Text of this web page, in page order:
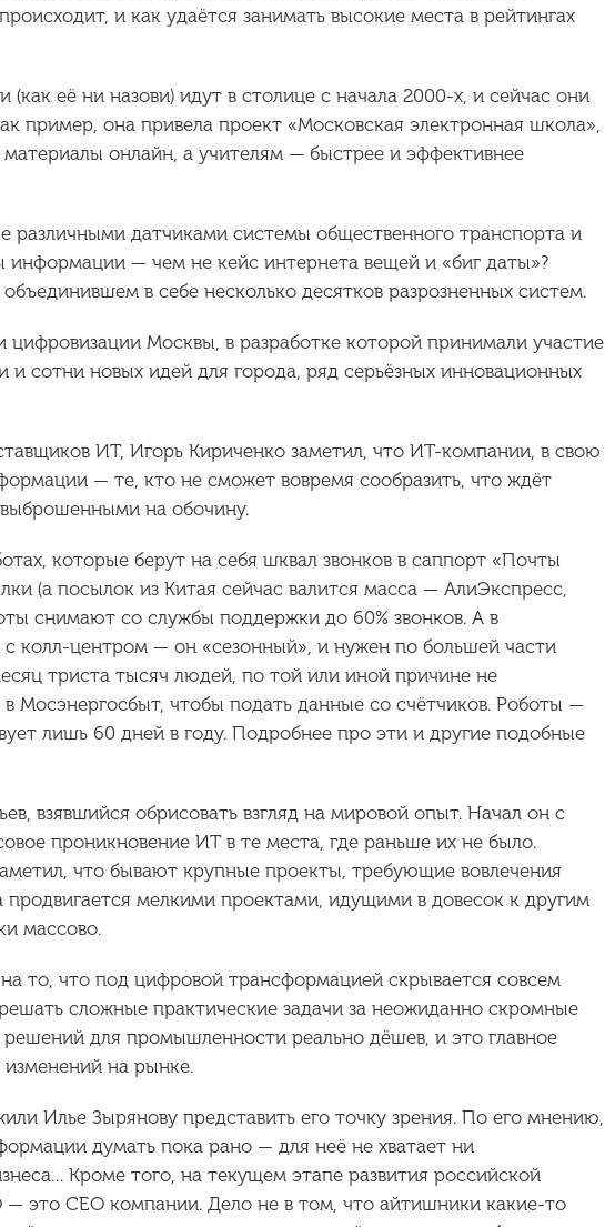
и как удаётся занимать высокие места в рейтингах
её ни назови) идут в столице с начала 2000-х, и сейчас они
пример, она привела проект «Московская электронная школа»,
онлайн, а учителям — быстрее и эффективнее
различными датчиками системы общественного транспорта и
— чем не кейс интернета вещей и «биг даты»?
в себе несколько десятков разрозненных систем.
цифровизации Москвы, в разработке которой принимали участие
сотни новых идей для города, ряд серьёзных инновационных
ИТ, Игорь Кириченко заметил, что ИТ-компании, в свою
— те, кто не сможет вовремя сообразить, что ждёт
на обочину.
которые берут на себя шквал звонков в саппорт «Почты
(а посылок из Китая сейчас валится масса — АлиЭкспресс,
снимают со службы поддержки до 60% звонков. А в
колл-центром — он «сезонный», и нужен по большей части
триста тысяч людей, по той или иной причине не
Мосэнергосбыт, чтобы подать данные со счётчиков. Роботы —
лишь 60 дней в году. Подробнее про эти и другие подобные
взявшийся обрисовать взгляд на мировой опыт. Начал он с
проникновение ИТ в те места, где раньше их не было.
что бывают крупные проекты, требующие вовлечения
мелкими проектами, идущими в довесок к другим
массово.
то, что под цифровой трансформацией скрывается совсем
сложные практические задачи за неожиданно скромные
для промышленности реально дёшев, и это главное
на рынке.
Илье Зырянову представить его точку зрения. По его мнению,
думать пока рано — для неё не хватает ни
Кроме того, на текущем этапе развития российской
это CEO компании. Дело не в том, что айтишники какие-то